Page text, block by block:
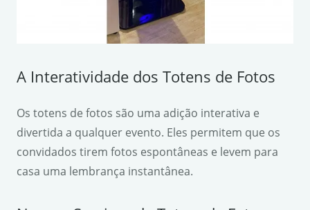
A Interatividade dos Totens de Fotos
Os totens de fotos são uma adição interativa e
divertida a qualquer evento. Eles permitem que os
convidados tirem fotos espontâneas e levem para
casa uma lembrança instantânea.